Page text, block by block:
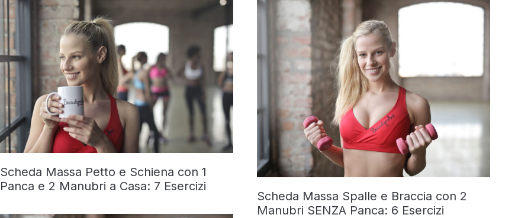
Scheda Massa Petto e Schiena con 1
Panca e 2 Manubri a Casa: 7 Esercizi
Scheda Massa Spalle e Braccia con 2
Manubri SENZA Panca: 6 Esercizi